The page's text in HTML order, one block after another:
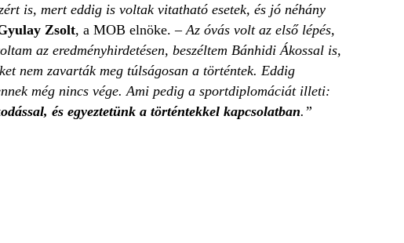
is, mert eddig is voltak vitatható esetek, és jó néhány
Zsolt, a MOB elnöke. – Az óvás volt az első lépés,
az eredményhirdetésen, beszéltem Bánhidi Ákossal is,
nem zavarták meg túlságosan a történtek. Eddig
még nincs vége. Ami pedig a sportdiplomáciát illeti:
és egyeztetünk a történtekkel kapcsolatban.”